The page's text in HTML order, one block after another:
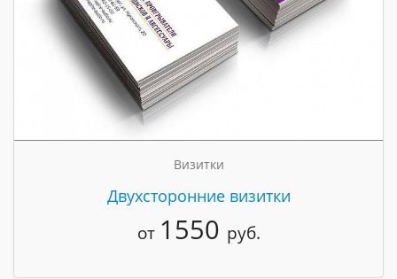
Визитки
Двухсторонние визитки
от 1550 руб.